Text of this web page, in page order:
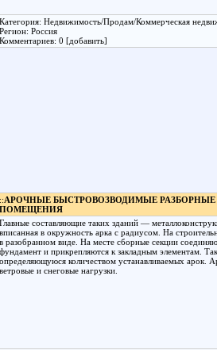
Категория: Недвижимость/Продам/Коммерческая
Регион: Россия
Комментариев: 0 [добавить]
::АРОЧНЫЕ БЫСТРОВОЗВОДИМЫЕ
ПОМЕЩЕНИЯ
Главные составляющие таких зданий —
вписанная в окружность арка с радиусом. На
в разобранном виде. На месте сборные секции
фундамент и прикрепляются к закладным элементам.
определяющуюся количеством устанавливаемых арок.
ветровые и снеговые нагрузки.